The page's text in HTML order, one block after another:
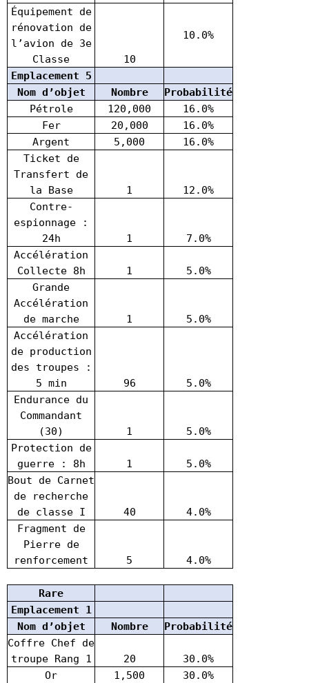
Équipement de
rénovation de
l’avion de 3e
Classe
10
10.0%
Emplacement 5
Nom d’objet
Nombre
Probabilité
Pétrole
120,000
16.0%
Fer
20,000
16.0%
Argent
5,000
16.0%
Ticket de
Transfert de
la Base
1
12.0%
Contre-
espionnage :
24h
1
7.0%
Accélération
Collecte 8h
1
5.0%
Grande
Accélération
de marche
1
5.0%
Accélération
de production
des troupes :
5 min
96
5.0%
Endurance du
Commandant
(30)
1
5.0%
Protection de
guerre : 8h
1
5.0%
Bout de Carnet
de recherche
de classe I
40
4.0%
Fragment de
Pierre de
renforcement
5 4.0%
Rare
Emplacement 1
Nom d’objet
Nombre
Probabilité
Coffre Chef de
troupe Rang 1
20
30.0%
Or
1,500 30.0%